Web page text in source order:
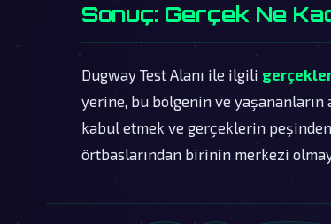
Sonuç: Gerçek Ne
Dugway Test Alanı ile ilgili
yerine, bu bölgenin ve yaşananların
kabul etmek ve gerçeklerin
örtbaslarından birinin merkezi